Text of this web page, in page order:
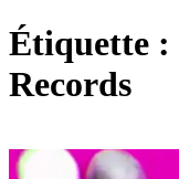
Étiquette :
Records